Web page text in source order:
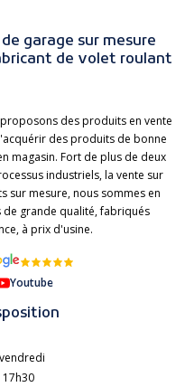
garage sur mesure
de volet roulant
des produits en vente
des produits de bonne
magasin. Fort de plus de deux
industriels, la vente sur
sur mesure, nous sommes en
grande qualité, fabriqués
à prix d'usine.
Youtube
17h30